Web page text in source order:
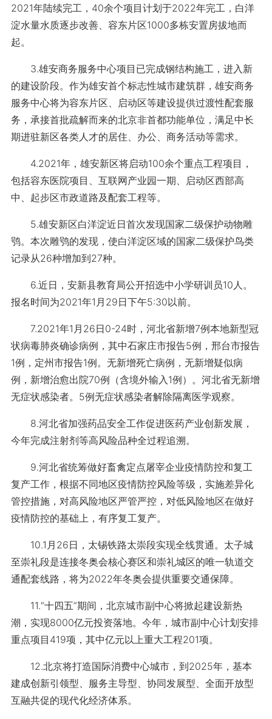
2021年陆续完工，40余个项目计划于2022年完工，白洋
淀水量水质逐步改善、容东片区1000多栋安置房拔地而
起。
3.雄安商务服务中心项目已完成钢结构施工，进入新
的建设阶段。作为雄安首个标志性城市建筑群，雄安商务
服务中心将为容东片区、启动区等建设提供过渡性配套服
务，承接首批疏解而来的北京非首都功能单位，满足中长
期进驻新区各类人才的居住、办公、商务活动等需求。
4.2021年，雄安新区将启动100余个重点工程项目，
包括容东医院项目、互联网产业园一期、启动区西部高
中、起步区市政道路及配套工程等。
5.雄安新区白洋淀近日首次发现国家二级保护动物雕
鸮。本次雕鸮的发现，使白洋淀区域的国家二级保护鸟类
记录从26种增加到27种。
6.近日，安新县教育局公开招选中小学研训员10人。
报名时间为2021年1月29日下午5:30以前。
7.2021年1月26日0-24时，河北省新增7例本地新型冠
状病毒肺炎确诊病例，其中石家庄市报告5例，邢台市报告
1例，定州市报告1例。无新增死亡病例，无新增疑似病
例，新增治愈出院70例（含境外输入1例）。河北省无新增
无症状感染者。5例无症状感染者解除隔离医学观察。
8.河北省加强药品安全工作促进医药产业创新发展，
今年完成注射剂等高风险品种全过程追溯。
9.河北省统筹做好畜禽定点屠宰企业疫情防控和复工
复产工作，根据不同地区疫情防控风险等级，实施差异化
管控措施，对高风险地区严管严控，对低风险地区在做好
疫情防控的基础上，有序复工复产。
10.1月26日，太锡铁路太崇段实现全线贯通。太子城
至崇礼段是连接冬奥会核心赛区和崇礼城区的唯一轨道交
通配套线路，将为2022年冬奥会提供重要交通保障。
11.“十四五”期间，北京城市副中心将掀起建设新热
潮，实现8000亿元投资落地。今年，城市副中心计划安排
重点项目419项，其中亿元以上重大工程201项。
12.北京将打造国际消费中心城市，到2025年，基本
建成创新引领型、服务主导型、协同发展型、全面开放型
互融共促的现代化经济体系。